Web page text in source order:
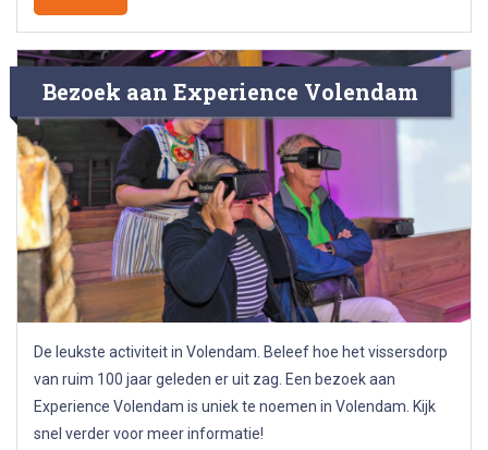
Bezoek aan Experience Volendam
De leukste activiteit in Volendam. Beleef hoe het vissersdorp
van ruim 100 jaar geleden er uit zag. Een bezoek aan
Experience Volendam is uniek te noemen in Volendam. Kijk
snel verder voor meer informatie!